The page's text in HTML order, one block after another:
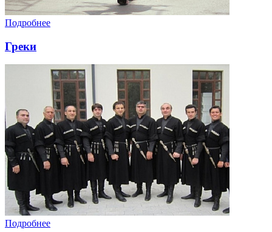
Подробнее
Греки
Подробнее